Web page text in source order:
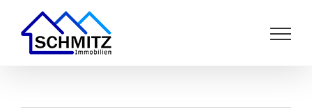
Inhalt
springen